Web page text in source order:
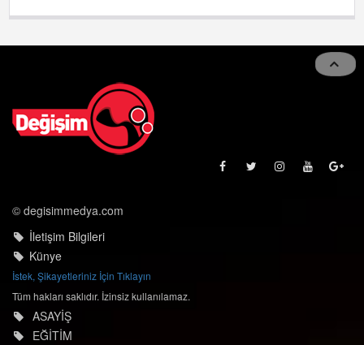
© degisimmedya.com
İletişim Bilgileri
Künye
İstek, Şikayetleriniz İçin Tıklayın
Tüm hakları saklıdır. İzinsiz kullanılamaz.
ASAYİŞ
EĞİTİM